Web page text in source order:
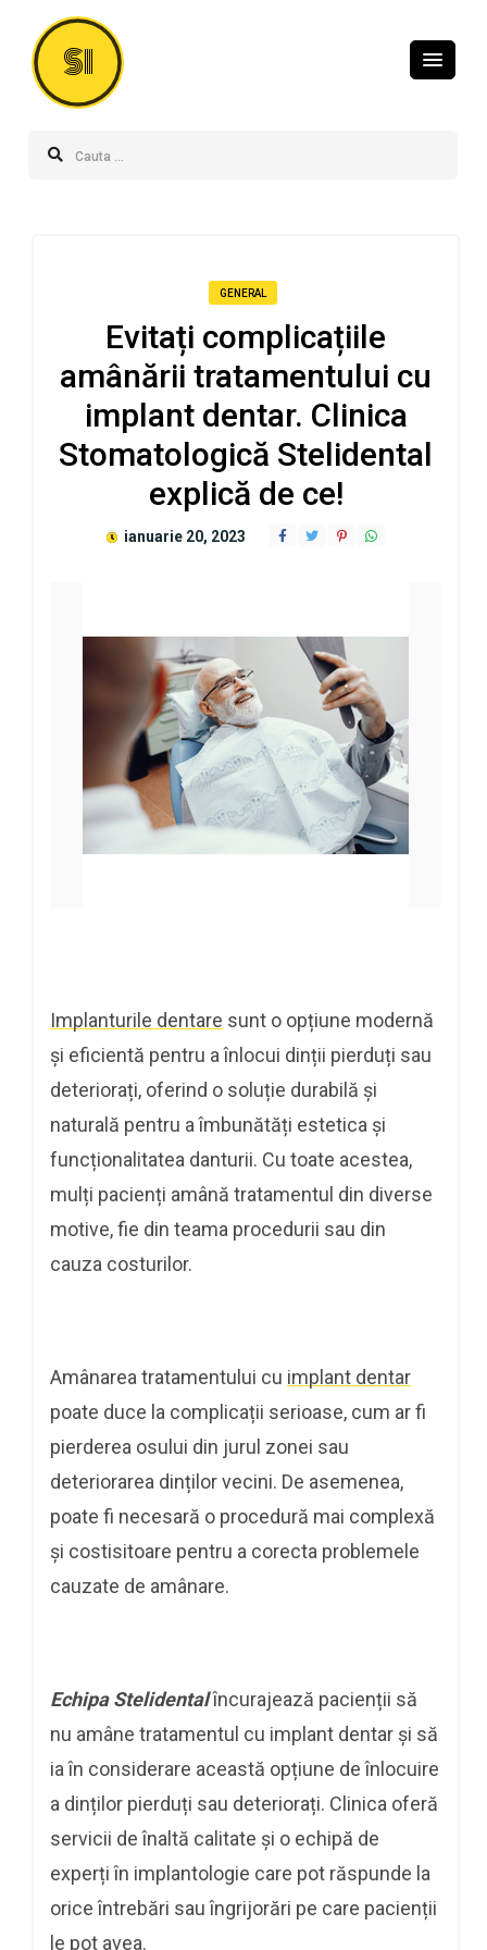
SI
GENERAL
Evitați complicațiile
amânării tratamentului cu
implant dentar. Clinica
Stomatologică Stelidental
explică de ce!
ianuarie 20, 2023
Implanturile dentare sunt o opțiune modernă
și eficientă pentru a înlocui dinții pierduți sau
deteriorați, oferind o soluție durabilă și
naturală pentru a îmbunătăți estetica și
funcționalitatea danturii. Cu toate acestea,
mulți pacienți amână tratamentul din diverse
motive, fie din teama procedurii sau din
cauza costurilor.
Amânarea tratamentului cu implant dentar
poate duce la complicații serioase, cum ar fi
pierderea osului din jurul zonei sau
deteriorarea dinților vecini. De asemenea,
poate fi necesară o procedură mai complexă
și costisitoare pentru a corecta problemele
cauzate de amânare.
Echipa Stelidentalîncurajează pacienții să
nu amâne tratamentul cu implant dentar și să
ia în considerare această opțiune de înlocuire
a dinților pierduți sau deteriorați. Clinica oferă
servicii de înaltă calitate și o echipă de
experți în implantologie care pot răspunde la
orice întrebări sau îngrijorări pe care pacienții
le pot avea.